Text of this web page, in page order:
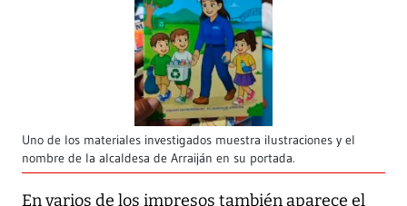
Uno de los materiales investigados muestra ilustraciones y el
nombre de la alcaldesa de Arraiján en su portada.
En varios de los impresos también aparece el